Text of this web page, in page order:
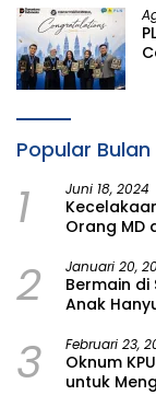
Popular Bulan
1 Juni 18, 2024
Orang MD
2 Januari 20,
Bermain di
Anak
3 Februari 23,
Oknum
untuk